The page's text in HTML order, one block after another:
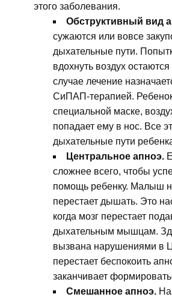
этого заболевания.
Обструктивный вид
сужаются или вовсе
дыхательные пути.
вдохнуть воздух
случае лечение
СиПАП-терапией.
специальной маске,
попадает ему в нос. Все
дыхательные пути
Центральное апноэ.
сложнее всего, чтобы
помощь ребенку. Малыш
перестает дышать. Это
когда мозг перестает
дыхательным мышцам.
вызвана нарушениями в
перестает беспокоить
заканчивает
Смешанное апноэ.